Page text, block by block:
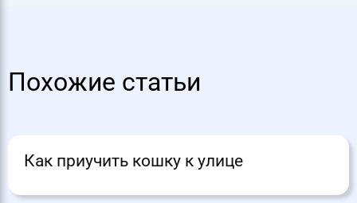
Похожие статьи
Как приучить кошку к улице